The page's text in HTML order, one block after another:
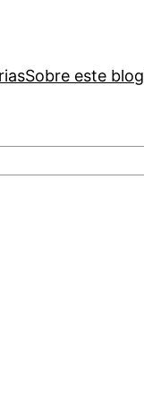
Sobre este blog